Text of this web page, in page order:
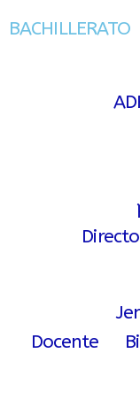
BACHILLERATO
Docente